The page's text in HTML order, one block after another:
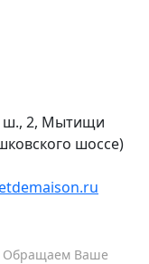
ш., 2, Мытищи
шоссе)
Обращаем Ваше